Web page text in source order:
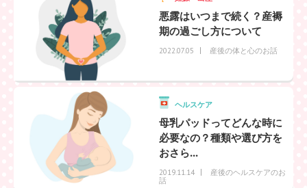
悪露はいつまで続く？産褥
期の過ごし方について
2022.07.05 産後の体と心のお話
ヘルスケア
母乳パッドってどんな時に
必要なの？種類や選び方を
おさら...
2019.11.14
産後のヘルスケアのお
話